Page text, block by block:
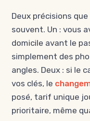
Deux précisions
souvent. Un : vous
domicile avant le
simplement des
angles. Deux : si le
vos clés, le
posé, tarif unique
prioritaire, même